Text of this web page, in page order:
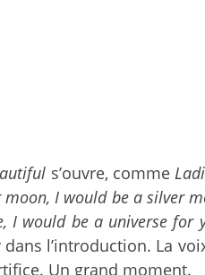
s’ouvre, comme
moon, I would be a silver
I would be a universe for
l’introduction. La
Un grand moment.